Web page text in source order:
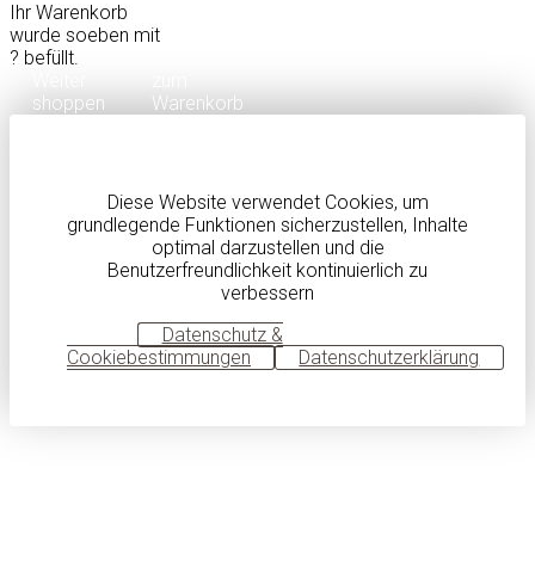
Ihr Warenkorb
wurde soeben mit
? befüllt.
shoppen
Warenkorb
Diese Website verwendet Cookies, um
grundlegende Funktionen sicherzustellen, Inhalte
optimal darzustellen und die
Benutzerfreundlichkeit kontinuierlich zu
verbessern
Datenschutz &
Cookiebestimmungen
Datenschutzerklärung